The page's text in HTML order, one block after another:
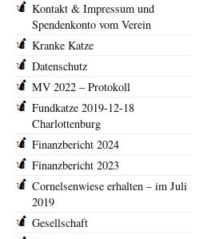
Kontakt & Impressum und
Spendenkonto vom Verein
Kranke Katze
Datenschutz
MV 2022 – Protokoll
Fundkatze 2019-12-18
Charlottenburg
Finanzbericht 2024
Finanzbericht 2023
Cornelsenwiese erhalten – im Juli
2019
Gesellschaft